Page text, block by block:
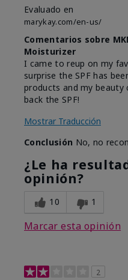
Evaluado en
marykay.com/en-us/
Comentarios sobre
Moisturizer
I came to reup on my
surprise the SPF has
products and my beauty
back the SPF!
Mostrar Traducción
Conclusión No, no
¿Le ha
opinión?
10 1
Marcar esta opinión
2